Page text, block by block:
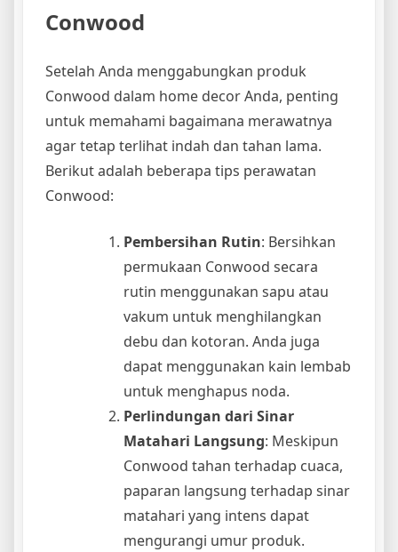
Conwood
Setelah Anda menggabungkan produk
Conwood dalam home decor Anda, penting
untuk memahami bagaimana merawatnya
agar tetap terlihat indah dan tahan lama.
Berikut adalah beberapa tips perawatan
Conwood:
Pembersihan Rutin: Bersihkan
permukaan Conwood secara
rutin menggunakan sapu atau
vakum untuk menghilangkan
debu dan kotoran. Anda juga
dapat menggunakan kain lembab
untuk menghapus noda.
Perlindungan dari Sinar
Matahari Langsung: Meskipun
Conwood tahan terhadap cuaca,
paparan langsung terhadap sinar
matahari yang intens dapat
mengurangi umur produk.